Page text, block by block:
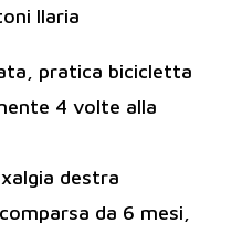
Ilaria
pratica bicicletta
4 volte alla
destra
da 6 mesi,